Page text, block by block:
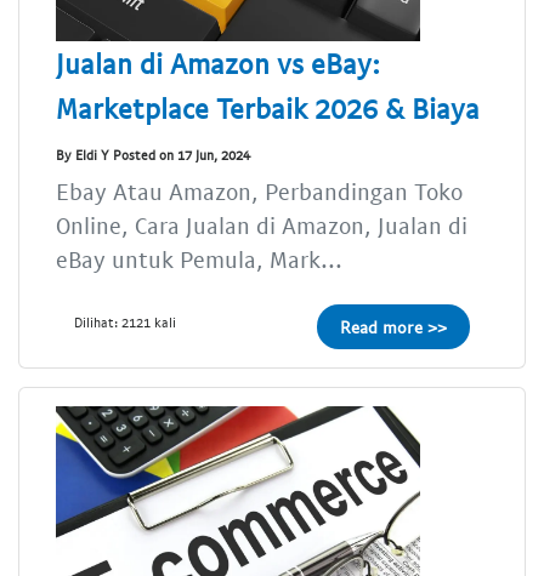
Jualan di Amazon vs eBay:
Marketplace Terbaik 2026 & Biaya
By Eldi Y Posted on 17 Jun, 2024
Ebay Atau Amazon, Perbandingan Toko
Online, Cara Jualan di Amazon, Jualan di
eBay untuk Pemula, Mark...
Dilihat: 2121 kali Read more >>